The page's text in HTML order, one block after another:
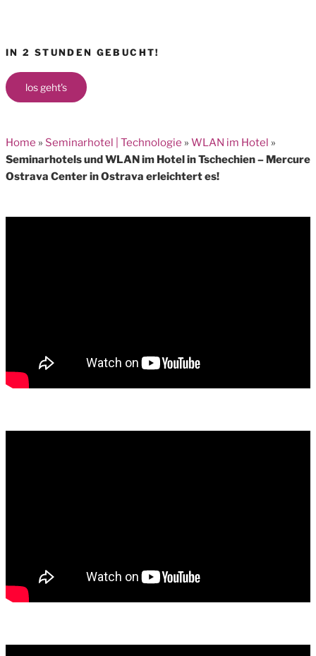
IN 2 STUNDEN GEBUCHT!
los geht's
Home » Seminarhotel | Technologie » WLAN im Hotel »
Seminarhotels und WLAN im Hotel in Tschechien – Mercure
Ostrava Center in Ostrava erleichtert es!